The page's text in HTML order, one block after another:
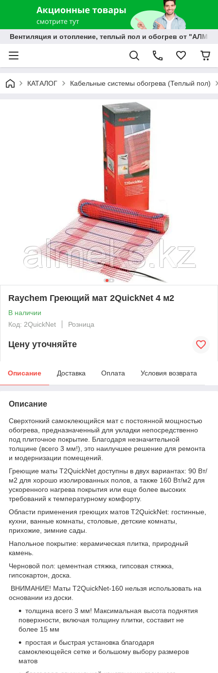
Вентиляция и отопление, теплый пол и обогрев от
КАТАЛОГ Кабельные системы обогрева (Теплый пол)
Raychem Греющий мат 2QuickNet 4 м2
В наличии
Код: 2QuickNet
Розница
Цену уточняйте
Описание Доставка Оплата Условия возврата
Описание
Сверхтонкий самоклеющийся матс постоянной мощностью
обогрева, предназначенный для укладки непосредственно
под плиточное покрытие. Благодаря незначительной
толщине (всего 3 мм!), это наилучшее решение для ремонта
и модернизации помещений.
Греющие маты T2QuickNet доступны в двух вариантах: 90 Вт/
м2 для хорошо изолированных полов, а также 160 Вт/м2 для
ускоренного нагрева покрытия или еще более высоких
требований к температурному комфорту.
Области применения греющих матов T2QuickNet: гостинные,
кухни, ванные комнаты, столовые, детские комнаты,
прихожие, зимние сады.
Напольное покрытие: керамическая плитка, природный
камень.
Черновой пол: цементная стяжка, гипсовая стяжка,
гипсокартон, доска.
ВНИМАНИЕ! Маты T2QuickNet-160 нельзя использовать на
основании из доски.
толщина всего 3 мм! Максимальная высота поднятия
поверхности, включая толщину плитки, составит не
более 15 мм
простая и быстрая установка благодаря
самоклеющейся сетке и большому выбору размеров
матов